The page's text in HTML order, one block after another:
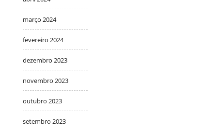
março 2024
fevereiro 2024
dezembro 2023
novembro 2023
outubro 2023
setembro 2023